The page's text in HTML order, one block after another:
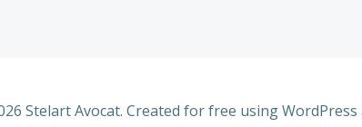
Stelart Avocat. Created for free using WordPress